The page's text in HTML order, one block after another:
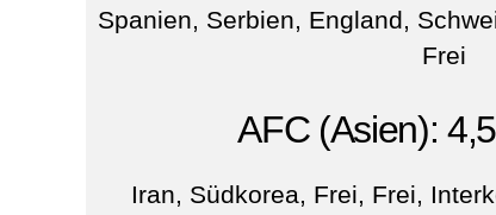
Spanien, Serbien, England,
Frei
AFC (Asien):
Iran, Südkorea, Frei, Frei,